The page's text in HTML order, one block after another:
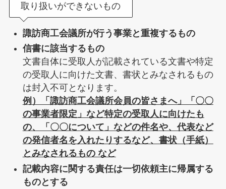
取り扱いができないもの
諏訪商工会議所が行う事業と重複するもの
信書に該当するもの
文書自体に受取人が記載されている文書や特定
の受取人に向けた文書、書状とみなされるもの
は封入不可となります。
例）「諏訪商工会議所会員の皆さまへ」「〇〇
の事業者限定」など特定の受取人に向けたも
の、「〇〇について」などの件名や、代表など
の発信者名を入れたりするなど、書状（手紙）
とみなされるもの など
記載内容に関する責任は一切依頼主に帰属する
ものとする